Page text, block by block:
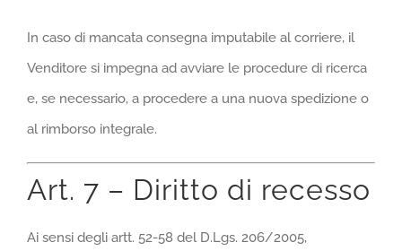
In caso di mancata consegna imputabile al corriere, il
Venditore si impegna ad avviare le procedure di ricerca
e, se necessario, a procedere a una nuova spedizione o
al rimborso integrale.
Art. 7 – Diritto di recesso
Ai sensi degli artt. 52-58 del D.Lgs. 206/2005,